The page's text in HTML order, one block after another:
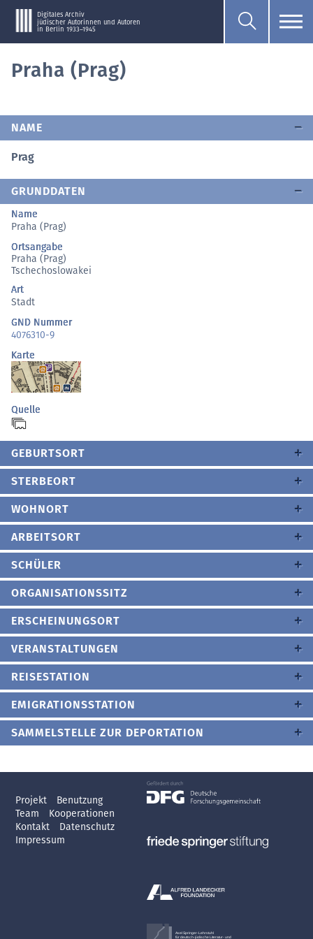
Digitales Archiv
jüdischer Autorinnen und Autoren
in Berlin 1933–1945
Praha (Prag)
NAME
Prag
GRUNDDATEN
Name
Praha (Prag)
Ortsangabe
Praha (Prag)
Tschechoslowakei
Art
Stadt
GND Nummer
4076310-9
Karte
Quelle
GEBURTSORT
STERBEORT
WOHNORT
ARBEITSORT
SCHÜLER
ORGANISATIONSSITZ
ERSCHEINUNGSORT
VERANSTALTUNGEN
REISESTATION
EMIGRATIONSSTATION
SAMMELSTELLE ZUR DEPORTATION
Projekt
Benutzung
Team
Kooperationen
Kontakt
Datenschutz
Impressum
Axel Springer-Lehrstuhl
für deutsch-jüdische Literatur- und